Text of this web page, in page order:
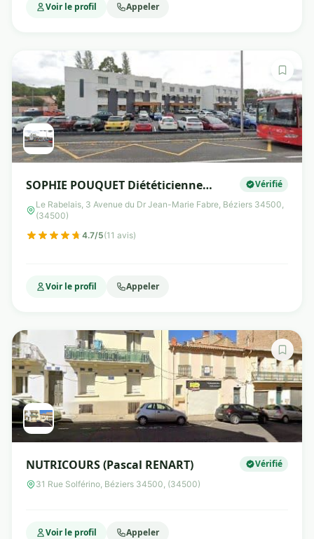
Voir le profil Appeler
SOPHIE POUQUET Diététicienne
Nutritionniste
Vérifié
Le Rabelais, 3 Avenue du Dr Jean-Marie Fabre, Béziers 34500,
(34500)
4.7/5(11 avis)
Voir le profil Appeler
NUTRICOURS (Pascal RENART) Vérifié
31 Rue Solférino, Béziers 34500, (34500)
Voir le profil Appeler